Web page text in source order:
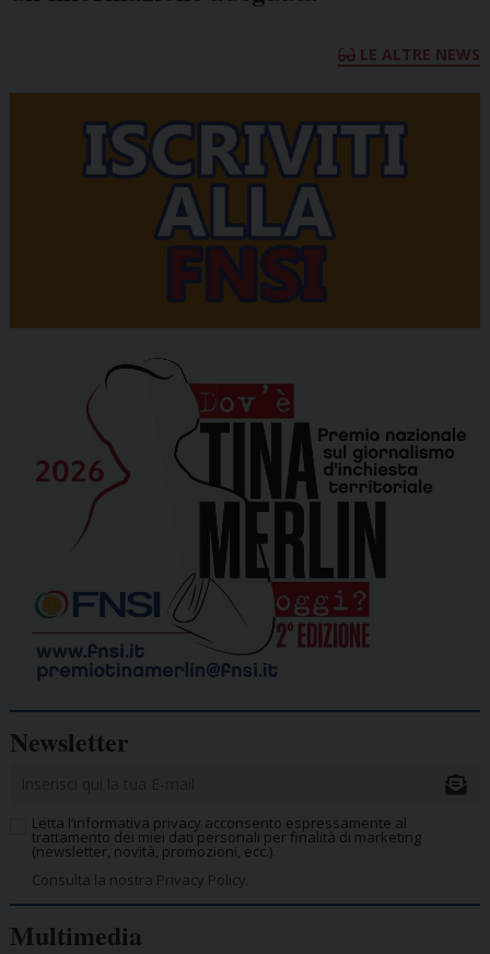
LE ALTRE NEWS
Newsletter
Letta l’informativa privacy acconsento espressamente al
trattamento dei miei dati personali per finalità di marketing
(newsletter, novità, promozioni, ecc.).
Consulta la nostra Privacy Policy.
Multimedia